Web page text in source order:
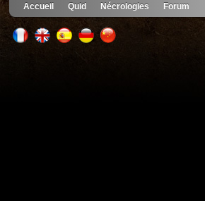
Accueil Quid Nécrologies Forum